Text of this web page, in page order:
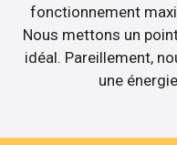
fonctionnement
Nous mettons un
idéal. Pareillement,
une